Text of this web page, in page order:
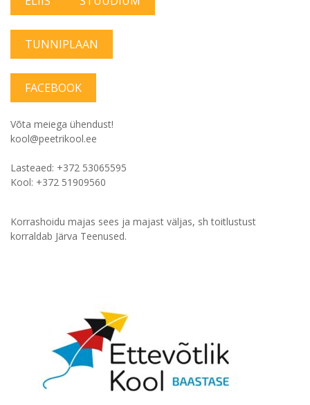
TUNNIPLAAN
FACEBOOK
Võta meiega ühendust!
kool@peetrikool.ee
Lasteaed: +372 53065595
Kool: +372 51909560
Korrashoidu majas sees ja majast väljas, sh toitlustust
korraldab Järva Teenused.